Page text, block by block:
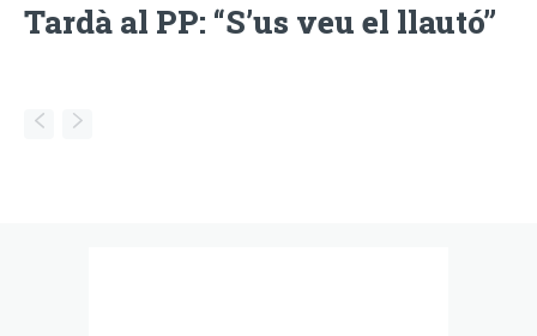
Tardà al PP: “S’us veu el llautó”